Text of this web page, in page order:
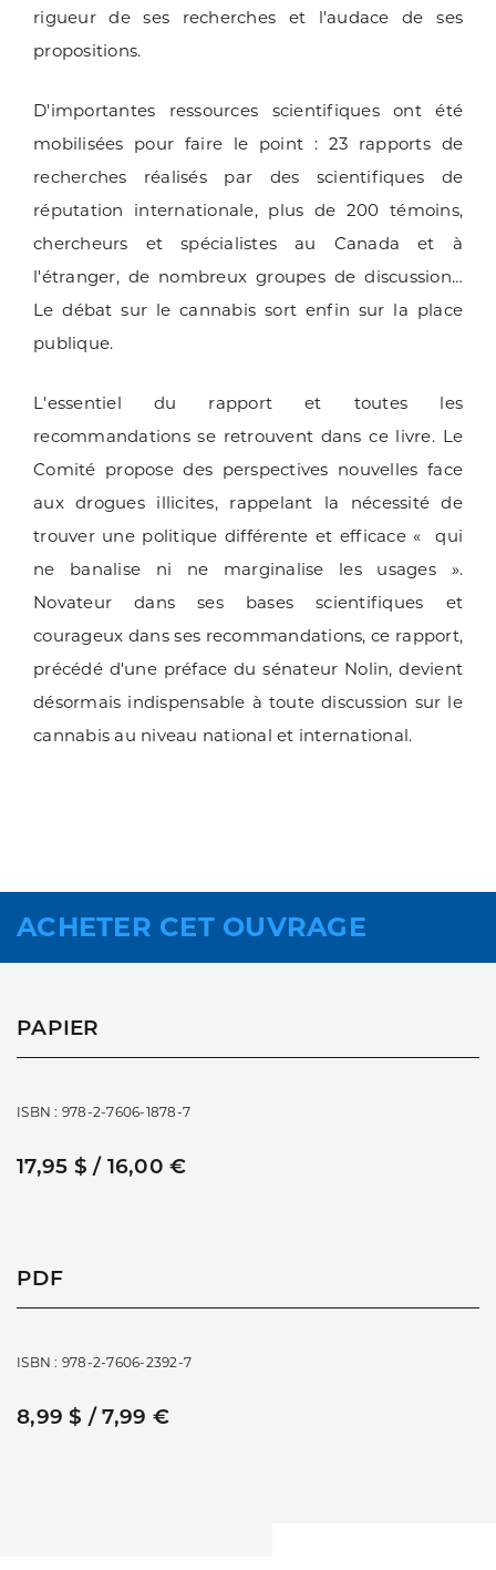
rigueur de ses recherches et l'audace de ses
propositions.
D'importantes ressources scientifiques ont été
mobilisées pour faire le point : 23 rapports de
recherches réalisés par des scientifiques de
réputation internationale, plus de 200 témoins,
chercheurs et spécialistes au Canada et à
l'étranger, de nombreux groupes de discussion…
Le débat sur le cannabis sort enfin sur la place
publique.
L'essentiel du rapport et toutes les
recommandations se retrouvent dans ce livre. Le
Comité propose des perspectives nouvelles face
aux drogues illicites, rappelant la nécessité de
trouver une politique différente et efficace « qui
ne banalise ni ne marginalise les usages ».
Novateur dans ses bases scientifiques et
courageux dans ses recommandations, ce rapport,
précédé d'une préface du sénateur Nolin, devient
désormais indispensable à toute discussion sur le
cannabis au niveau national et international.
ACHETER CET OUVRAGE
PAPIER
ISBN : 978-2-7606-1878-7
17,95 $ / 16,00 €
PDF
ISBN : 978-2-7606-2392-7
8,99 $ / 7,99 €